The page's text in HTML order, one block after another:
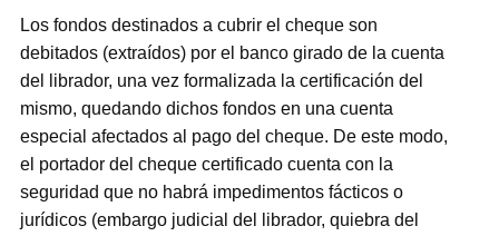
Los fondos destinados a cubrir el cheque son
debitados (extraídos) por el banco girado de la cuenta
del librador, una vez formalizada la certificación del
mismo, quedando dichos fondos en una cuenta
especial afectados al pago del cheque. De este modo,
el portador del cheque certificado cuenta con la
seguridad que no habrá impedimentos fácticos o
jurídicos (embargo judicial del librador, quiebra del